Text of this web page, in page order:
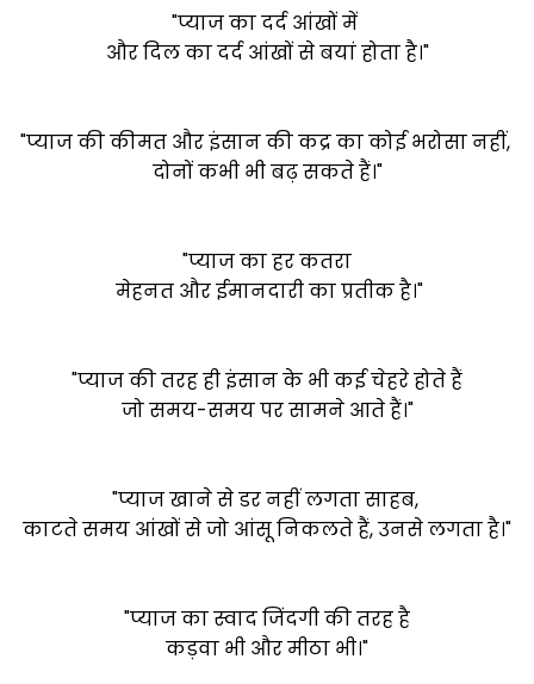
"प्याज का दर्द आंखों में
और दिल का दर्द आंखों से बयां होता है।"
"प्याज की कीमत और इंसान की कद्र का कोई भरोसा नहीं,
दोनों कभी भी बढ़ सकते हैं।"
"प्याज का हर कतरा
मेहनत और ईमानदारी का प्रतीक है।"
"प्याज की तरह ही इंसान के भी कई चेहरे होते हैं
जो समय-समय पर सामने आते हैं।"
"प्याज खाने से डर नहीं लगता साहब,
काटते समय आंखों से जो आंसू निकलते हैं, उनसे लगता है।"
"प्याज का स्वाद जिंदगी की तरह है
कड़वा भी और मीठा भी।"